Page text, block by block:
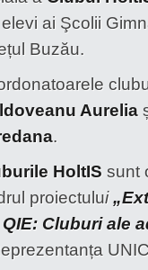
ai Şcolii
Buzău.
Aurelia
.
HoltIS sunt
proiectului
Cluburi ale